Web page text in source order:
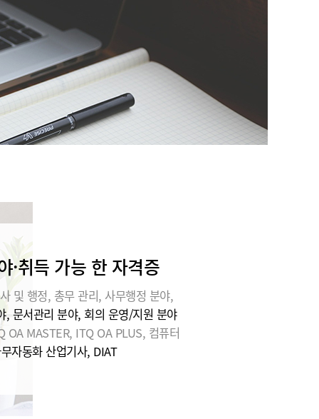
·취득 가능 한 자격증
및 행정, 총무 관리, 사무행정 분야,
, 문서관리 분야, 회의 운영/지원 분야
OA MASTER, ITQ OA PLUS, 컴퓨터
자동화 산업기사, DIAT